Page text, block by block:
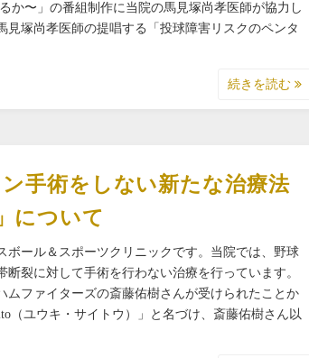
か〜」の番組制作に当院の馬見塚尚孝医師が協力し
見塚尚孝医師の提唱する「投球障害リスクのペンタ
続きを読む
ン手術をしない新たな治療法
について
ボール＆スポーツクリニックです。当院では、野球
断裂に対して手術を行わない治療を行っています。
ムファイターズの斎藤佑樹さんが受けられたことか
（ユウキ・サイトウ）」と名づけ、斎藤佑樹さん以